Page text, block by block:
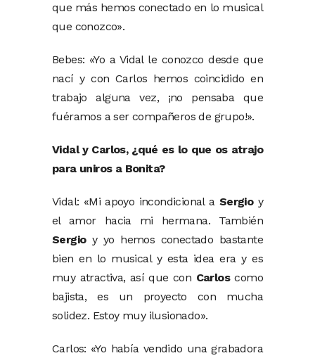
que más hemos conectado en lo musical
que conozco».
Bebes: «Yo a Vidal le conozco desde que
nací y con Carlos hemos coincidido en
trabajo alguna vez, ¡no pensaba que
fuéramos a ser compañeros de grupo!».
Vidal y Carlos, ¿qué es lo que os atrajo
para uniros a Bonita?
Vidal: «Mi apoyo incondicional a Sergioy
el amor hacia mi hermana. También
Sergioy yo hemos conectado bastante
bien en lo musical y esta idea era y es
muy atractiva, así que con Carloscomo
bajista, es un proyecto con mucha
solidez. Estoy muy ilusionado».
Carlos: «Yo había vendido una grabadora